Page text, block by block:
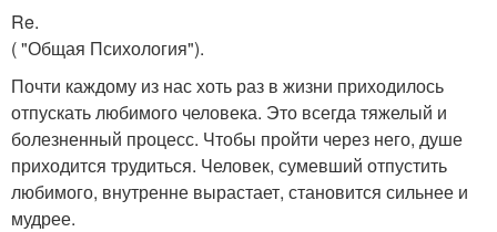
Re.
( "Общая Психология").
Почти каждому из нас хоть раз в жизни приходилось
отпускать любимого человека. Это всегда тяжелый и
болезненный процесс. Чтобы пройти через него, душе
приходится трудиться. Человек, сумевший отпустить
любимого, внутренне вырастает, становится сильнее и
мудрее.